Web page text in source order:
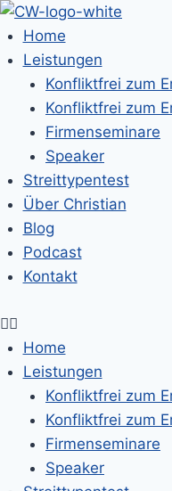
Home
Leistungen
Konfliktfrei zum
Konfliktfrei zum
Firmenseminare
Speaker
Streittypentest
Über Christian
Blog
Podcast
Kontakt
Home
Leistungen
Konfliktfrei zum
Konfliktfrei zum
Firmenseminare
Speaker